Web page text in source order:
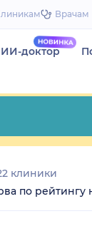
Врачам
ИИ-доктор
клиники
по рейтингу